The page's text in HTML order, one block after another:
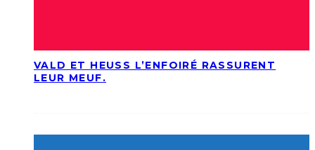
VALD ET HEUSS L’ENFOIRÉ RASSURENT
LEUR MEUF.